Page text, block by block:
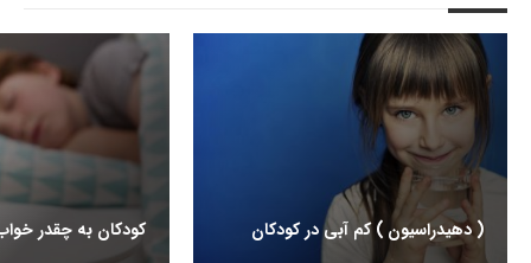
( دهیدراسیون ) کم آبی در کودکان کودکان به چقدر خواب